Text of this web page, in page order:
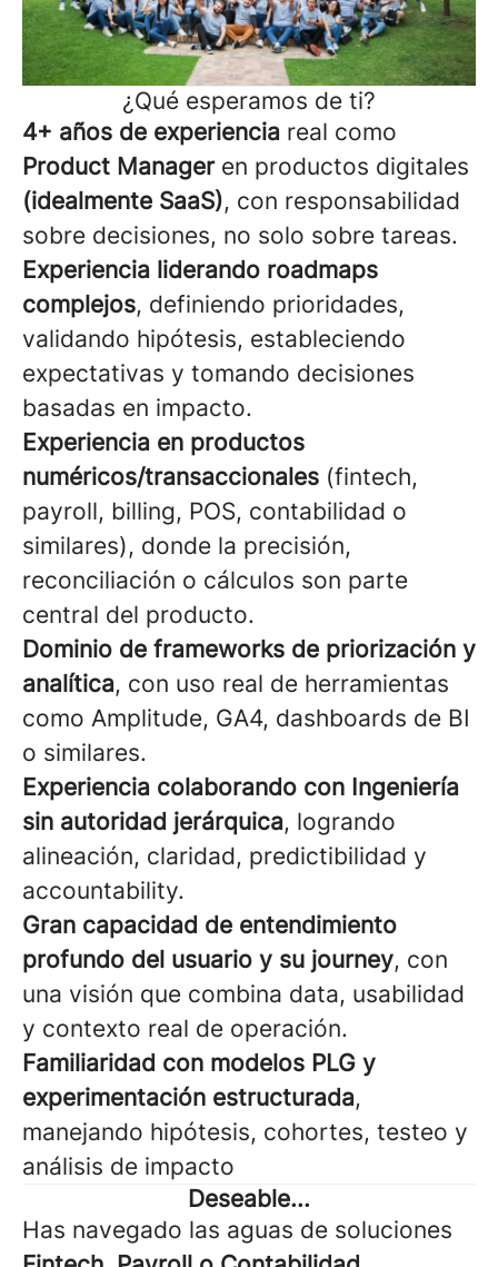
¿Qué esperamos de ti?
4+ años de experiencia real como
Product Manageren productos digitales
(idealmente SaaS), con responsabilidad
sobre decisiones, no solo sobre tareas.
Experiencia liderando roadmaps
complejos, definiendo prioridades,
validando hipótesis, estableciendo
expectativas y tomando decisiones
basadas en impacto.
Experiencia en productos
numéricos/transaccionales (fintech,
payroll, billing, POS, contabilidad o
similares), donde la precisión,
reconciliación o cálculos son parte
central del producto.
Dominio de frameworks de priorización y
analítica, con uso real de herramientas
como Amplitude, GA4, dashboards de BI
o similares.
Experiencia colaborando con Ingeniería
sin autoridad jerárquica, logrando
alineación, claridad, predictibilidad y
accountability.
Gran capacidad de entendimiento
profundo del usuario y su journey, con
una visión que combina data, usabilidad
y contexto real de operación.
Familiaridad con modelos PLG y
experimentación estructurada,
manejando hipótesis, cohortes, testeo y
análisis de impacto
Deseable...
Has navegado las aguas de soluciones